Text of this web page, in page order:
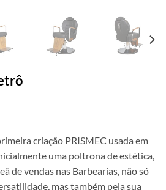
criação PRISMEC usada em
uma poltrona de estética,
de vendas nas Barbearias, não só
mas também pela sua